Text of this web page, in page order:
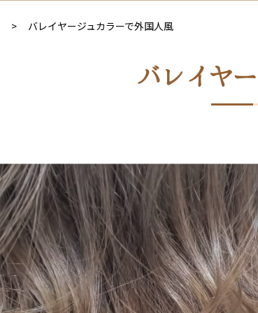
バレイヤージュカラーで外国人風
バレイヤ